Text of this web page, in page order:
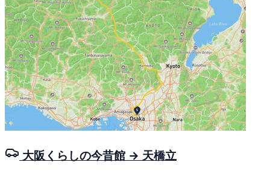
大阪くらしの今昔館 → 天橋立